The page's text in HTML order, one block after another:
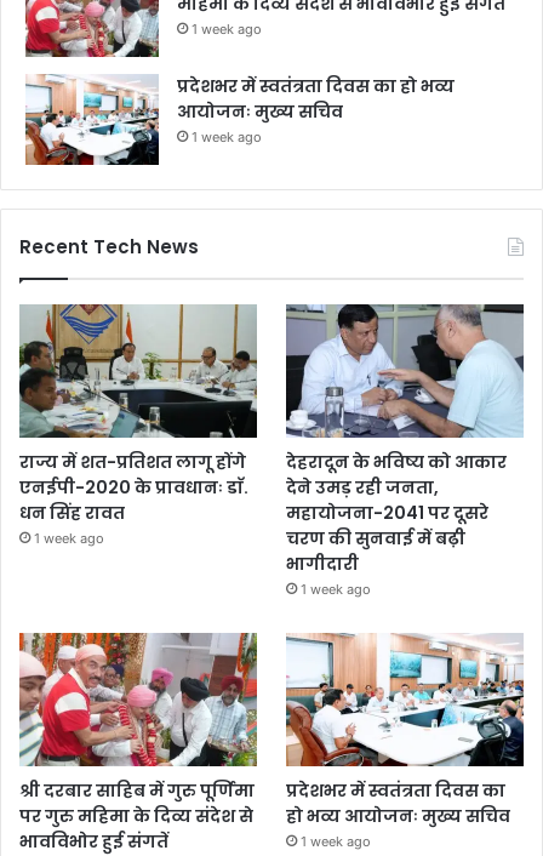
1 week ago
प्रदेशभर में स्वतंत्रता दिवस का हो भव्य
आयोजनः मुख्य सचिव
1 week ago
Recent Tech News
राज्य में शत-प्रतिशत लागू होंगे
एनईपी-2020 के प्रावधानः डाॅ.
धन सिंह रावत
1 week ago
देहरादून के भविष्य को आकार
देने उमड़ रही जनता,
महायोजना-2041 पर दूसरे
चरण की सुनवाई में बढ़ी
भागीदारी
1 week ago
श्री दरबार साहिब में गुरु पूर्णिमा
पर गुरु महिमा के दिव्य संदेश से
भावविभोर हुई संगतें
प्रदेशभर में स्वतंत्रता दिवस का
हो भव्य आयोजनः मुख्य सचिव
1 week ago